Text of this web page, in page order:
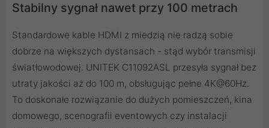
Stabilny sygnał nawet przy 100 metrach
Standardowe kable HDMI z miedzią nie radzą sobie
dobrze na większych dystansach - stąd wybór transmisji
światłowodowej. UNITEK C11092ASL przesyła sygnał bez
utraty jakości aż do 100 m, obsługując pełne 4K@60Hz.
To doskonałe rozwiązanie do dużych pomieszczeń, kina
domowego, scenografii eventowych czy instalacji